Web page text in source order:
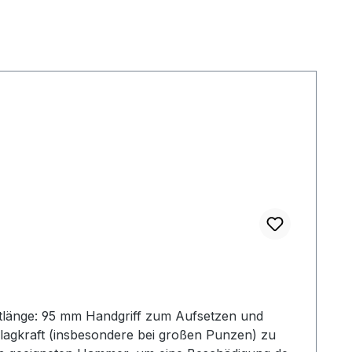
95 mm Handgriff zum Aufsetzen und
(insbesondere bei großen Punzen) zu